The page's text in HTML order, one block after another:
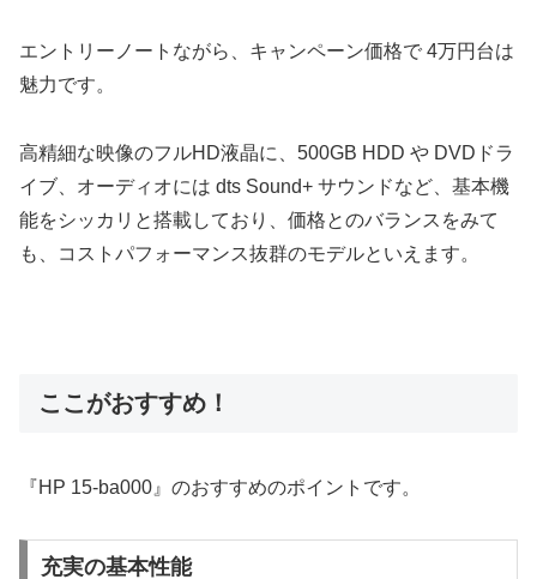
エントリーノートながら、キャンペーン価格で 4万円台は
魅力です。
高精細な映像のフルHD液晶に、500GB HDD や DVDドラ
イブ、オーディオには dts Sound+ サウンドなど、基本機
能をシッカリと搭載しており、価格とのバランスをみて
も、コストパフォーマンス抜群のモデルといえます。
ここがおすすめ！
『HP 15-ba000』のおすすめのポイントです。
充実の基本性能